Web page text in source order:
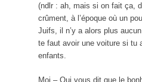
(ndlr : ah, mais si on fait ça,
crûment, à l’époque où un
Juifs, il n’y a alors plus
te faut avoir une voiture si tu
enfants.
Moi – Qui vous dit que le